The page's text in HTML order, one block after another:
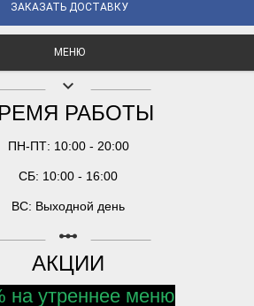
ЗАКАЗАТЬ ДОСТАВКУ
МЕНЮ
keyboard_arrow_down
РАБОТЫ
ПН-ПТ: 10:00 - 20:00
СБ: 10:00 - 16:00
ВС: Выходной день
linear_scale
АКЦИИ
на утреннее меню